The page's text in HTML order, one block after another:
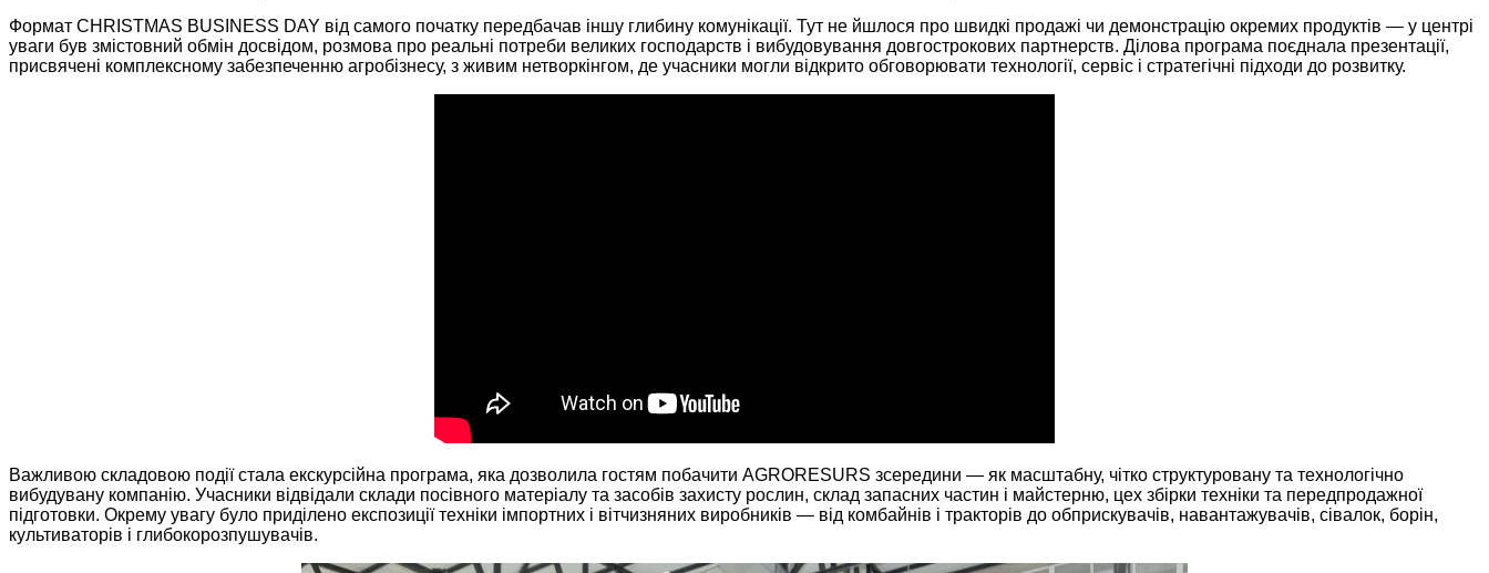
Формат CHRISTMAS BUSINESS DAY від самого початку передбачав іншу глибину комунікації. Тут не йшлося про швидкі продажі чи демонстрацію окремих продуктів — у центрі
уваги був змістовний обмін досвідом, розмова про реальні потреби великих господарств і вибудовування довгострокових партнерств. Ділова програма поєднала презентації,
присвячені комплексному забезпеченню агробізнесу, з живим нетворкінгом, де учасники могли відкрито обговорювати технології, сервіс і стратегічні підходи до розвитку.
Важливою складовою події стала екскурсійна програма, яка дозволила гостям побачити AGRORESURS зсередини — як масштабну, чітко структуровану та технологічно
вибудувану компанію. Учасники відвідали склади посівного матеріалу та засобів захисту рослин, склад запасних частин і майстерню, цех збірки техніки та передпродажної
підготовки. Окрему увагу було приділено експозиції техніки імпортних і вітчизняних виробників — від комбайнів і тракторів до обприскувачів, навантажувачів, сівалок, борін,
культиваторів і глибокорозпушувачів.